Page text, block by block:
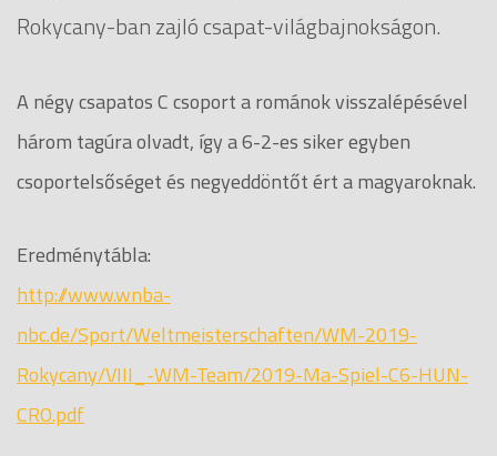
Rokycany-ban zajló csapat-világbajnokságon.
A négy csapatos C csoport a románok visszalépésével
három tagúra olvadt, így a 6-2-es siker egyben
csoportelsőséget és negyeddöntőt ért a magyaroknak.
Eredménytábla:
http://www.wnba-
nbc.de/Sport/Weltmeisterschaften/WM-2019-
Rokycany/VIII_-WM-Team/2019-Ma-Spiel-C6-HUN-
CRO.pdf